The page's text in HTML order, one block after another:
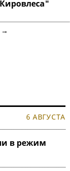
→
6 АВГУСТА
в режим